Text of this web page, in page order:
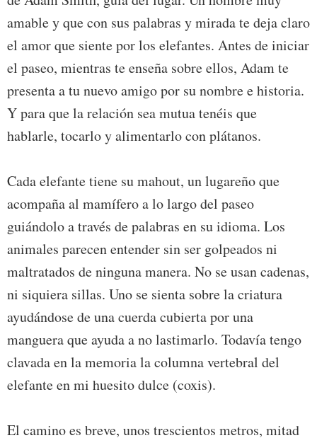
amable y que con sus palabras y mirada te deja claro
el amor que siente por los elefantes. Antes de iniciar
el paseo, mientras te enseña sobre ellos, Adam te
presenta a tu nuevo amigo por su nombre e historia.
Y para que la relación sea mutua tenéis que
hablarle, tocarlo y alimentarlo con plátanos.
Cada elefante tiene su mahout, un lugareño que
acompaña al mamífero a lo largo del paseo
guiándolo a través de palabras en su idioma. Los
animales parecen entender sin ser golpeados ni
maltratados de ninguna manera. No se usan cadenas,
ni siquiera sillas. Uno se sienta sobre la criatura
ayudándose de una cuerda cubierta por una
manguera que ayuda a no lastimarlo. Todavía tengo
clavada en la memoria la columna vertebral del
elefante en mi huesito dulce (coxis).
El camino es breve, unos trescientos metros, mitad